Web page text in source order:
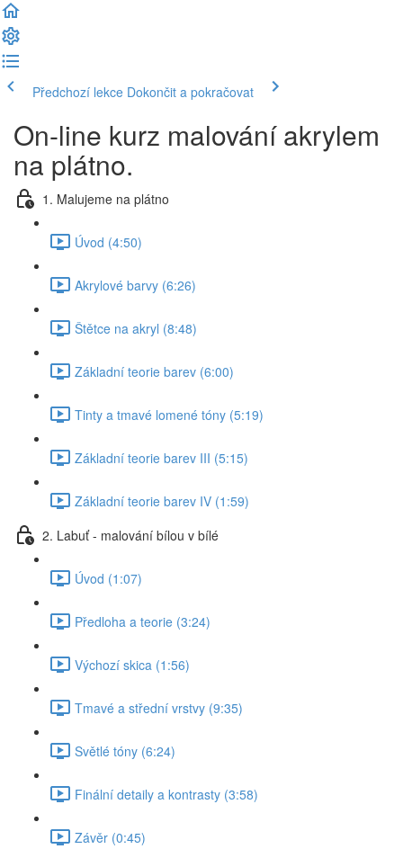
Předchozí lekce Dokončit a pokračovat
On-line kurz malování akrylem
na plátno.
1. Malujeme na plátno
Úvod (4:50)
Akrylové barvy (6:26)
Štětce na akryl (8:48)
Základní teorie barev (6:00)
Tinty a tmavé lomené tóny (5:19)
Základní teorie barev III (5:15)
Základní teorie barev IV (1:59)
2. Labuť - malování bílou v bílé
Úvod (1:07)
Předloha a teorie (3:24)
Výchozí skica (1:56)
Tmavé a střední vrstvy (9:35)
Světlé tóny (6:24)
Finální detaily a kontrasty (3:58)
Závěr (0:45)